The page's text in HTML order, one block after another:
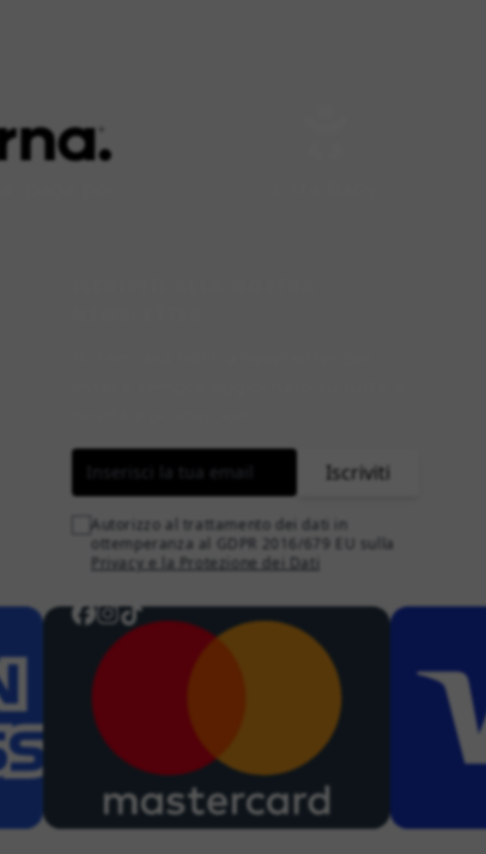
Iscriviti
Autorizzo al trattamento dei dati in
ottemperanza al GDPR 2016/679 EU sulla
Privacy e la Protezione dei Dati